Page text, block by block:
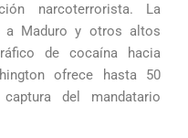
narcoterrorista. La
a Maduro y otros altos
de cocaína hacia
ofrece hasta 50
del mandatario